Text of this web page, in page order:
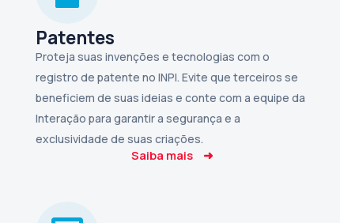
Patentes
Proteja suas invenções e tecnologias com o
registro de patente no INPI. Evite que terceiros se
beneficiem de suas ideias e conte com a equipe da
Interação para garantir a segurança e a
exclusividade de suas criações.
Saiba mais ➜